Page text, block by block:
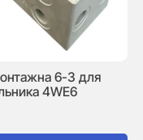
6-3 для
4WE6